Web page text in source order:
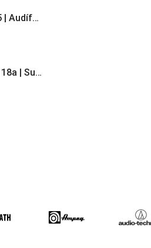
Pioneer HDJ-X5 | Audífonos para DJ
Beta Three EB118a | Sub Bajo Activo